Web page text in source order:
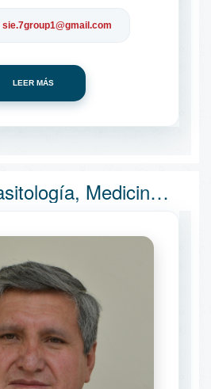
sie.7group1@gmail.com
LEER MÁS
Unidad de Parasitología, Medicina Tropical y Medio Ambiente